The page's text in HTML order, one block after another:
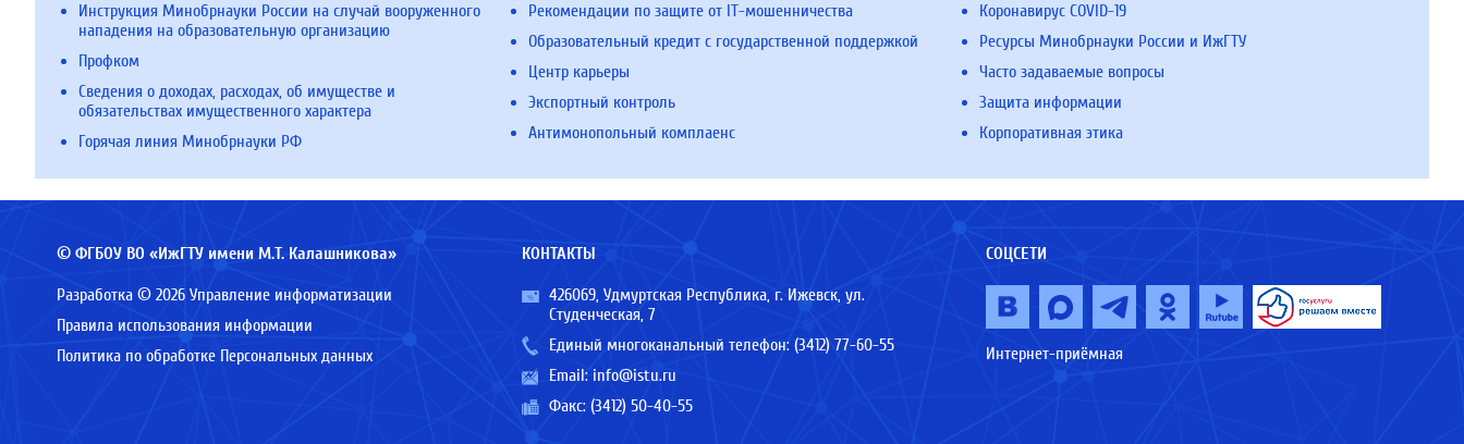
Инструкция Минобрнауки России на случай вооруженного
нападения на образовательную организацию
Профком
Сведения о доходах, расходах, об имуществе и
обязательствах имущественного характера
Горячая линия Минобрнауки РФ
Рекомендации по защите от IT-мошенничества
Образовательный кредит с государственной поддержкой
Центр карьеры
Экспортный контроль
Антимонопольный комплаенс
Коронавирус COVID-19
Ресурсы Минобрнауки России и ИжГТУ
Часто задаваемые вопросы
Защита информации
Корпоративная этика
© ФГБОУ ВО «ИжГТУ имени М.Т. Калашникова»
Разработка © 2026 Управление информатизации
Правила использования информации
Политика по обработке Персональных данных
КОНТАКТЫ
426069, Удмуртская Республика, г. Ижевск, ул.
Студенческая, 7
Единый многоканальный телефон: (3412) 77-60-55
Email: info@istu.ru
Факс: (3412) 50-40-55
СОЦСЕТИ
Интернет-приёмная